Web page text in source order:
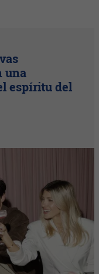
una
espíritu del